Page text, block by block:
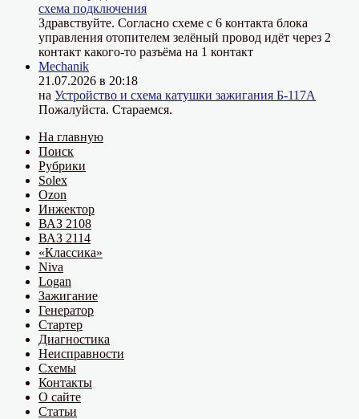
схема подключения
Здравствуйте. Согласно схеме с 6 контакта блока
управления отопителем зелёный провод идёт через 2
контакт какого-то разъёма на 1 контакт
Mechanik
21.07.2026 в 20:18
на Устройство и схема катушки зажигания Б-117А
Пожалуйста. Стараемся.
На главную
Поиск
Рубрики
Solex
Ozon
Инжектор
ВАЗ 2108
ВАЗ 2114
«Классика»
Niva
Logan
Зажигание
Генератор
Стартер
Диагностика
Неисправности
Схемы
Контакты
О сайте
Статьи